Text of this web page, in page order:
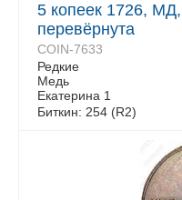
5 копеек 1726,
перевёрнута
COIN-7633
Редкие
Медь
Екатерина 1
Биткин: 254 (R2)